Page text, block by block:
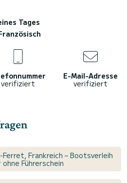
Tages
verifiziert
E-Mail-Adresse
verifiziert
Frankreich – Bootsverleih
Führerschein